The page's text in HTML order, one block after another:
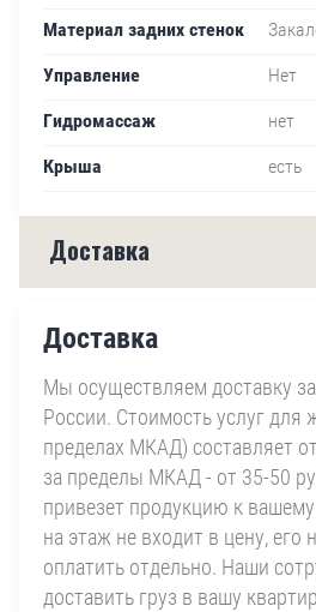
Материал задних стенок
Управление
Нет
Гидромассаж
нет
Крыша
есть
Доставка
Доставка
Мы осуществляем доставку
России. Стоимость услуг для
пределах МКАД) составляет
за пределы МКАД - от 35-50
привезет продукцию к
на этаж не входит в цену, его
оплатить отдельно. Наши
доставить груз в вашу